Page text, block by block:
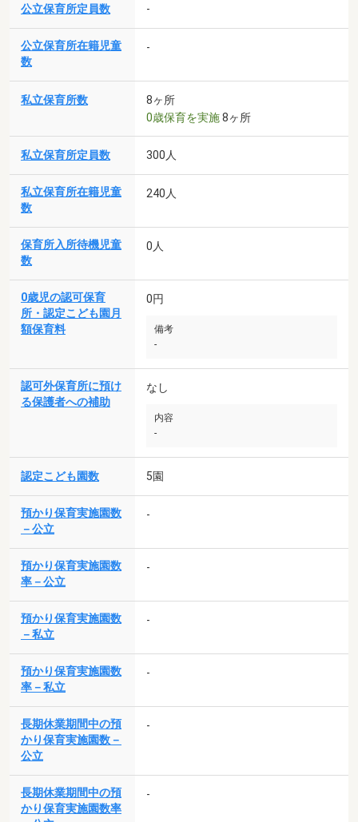
公立保育所定員数 -
公立保育所在籍児童
数
-
私立保育所数
8ヶ所
0歳保育を実施8ヶ所
私立保育所定員数 300人
私立保育所在籍児童
数
240人
保育所入所待機児童
数
0人
0歳児の認可保育
所・認定こども園月
額保育料
0円
備考
-
認可外保育所に預け
る保護者への補助
なし
内容
-
認定こども園数 5園
預かり保育実施園数
－公立
-
預かり保育実施園数
率－公立
-
預かり保育実施園数
－私立
-
預かり保育実施園数
率－私立
-
長期休業期間中の預
かり保育実施園数－
公立
-
長期休業期間中の預
かり保育実施園数率
-